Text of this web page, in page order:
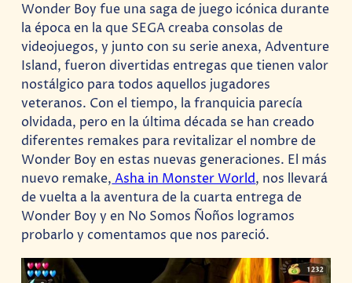
Wonder Boy fue una saga de juego icónica durante
la época en la que SEGA creaba consolas de
videojuegos, y junto con su serie anexa, Adventure
Island, fueron divertidas entregas que tienen valor
nostálgico para todos aquellos jugadores
veteranos. Con el tiempo, la franquicia parecía
olvidada, pero en la última década se han creado
diferentes remakes para revitalizar el nombre de
Wonder Boy en estas nuevas generaciones. El más
nuevo remake,Asha in Monster World, nos llevará
de vuelta a la aventura de la cuarta entrega de
Wonder Boy y en No Somos Ñoños logramos
probarlo y comentamos que nos pareció.